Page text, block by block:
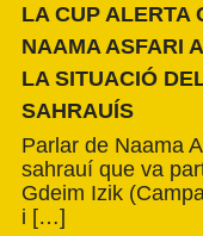
LA CUP ALERTA
NAAMA ASFARI
LA SITUACIÓ
SAHRAUÍS
Parlar de Naama
sahrauí que va
Gdeim Izik
i […]